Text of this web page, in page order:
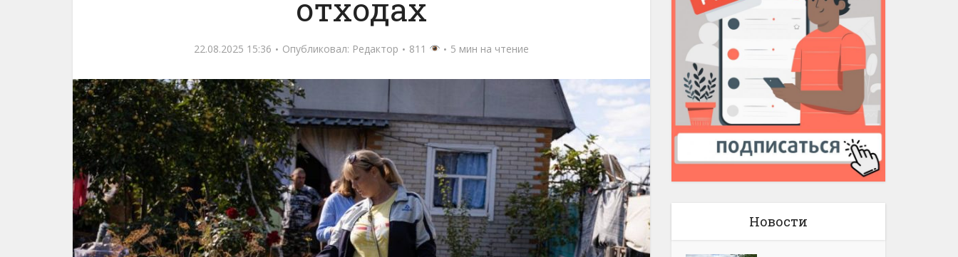
отходах
22.08.2025 15:36 Опубликовал: Редактор 811 5 мин на чтение
Новости